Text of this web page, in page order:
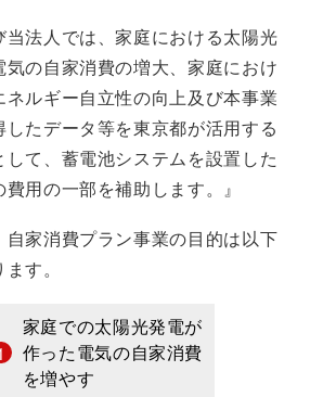
当法人では、家庭における太陽光
気の自家消費の増大、家庭におけ
ネルギー自立性の向上及び本事業
したデータ等を東京都が活用する
して、蓄電池システムを設置した
用の一部を補助します。』
自家消費プラン事業の目的は以下
す。
家庭での太陽光発電が
作った電気の自家消費
を増やす